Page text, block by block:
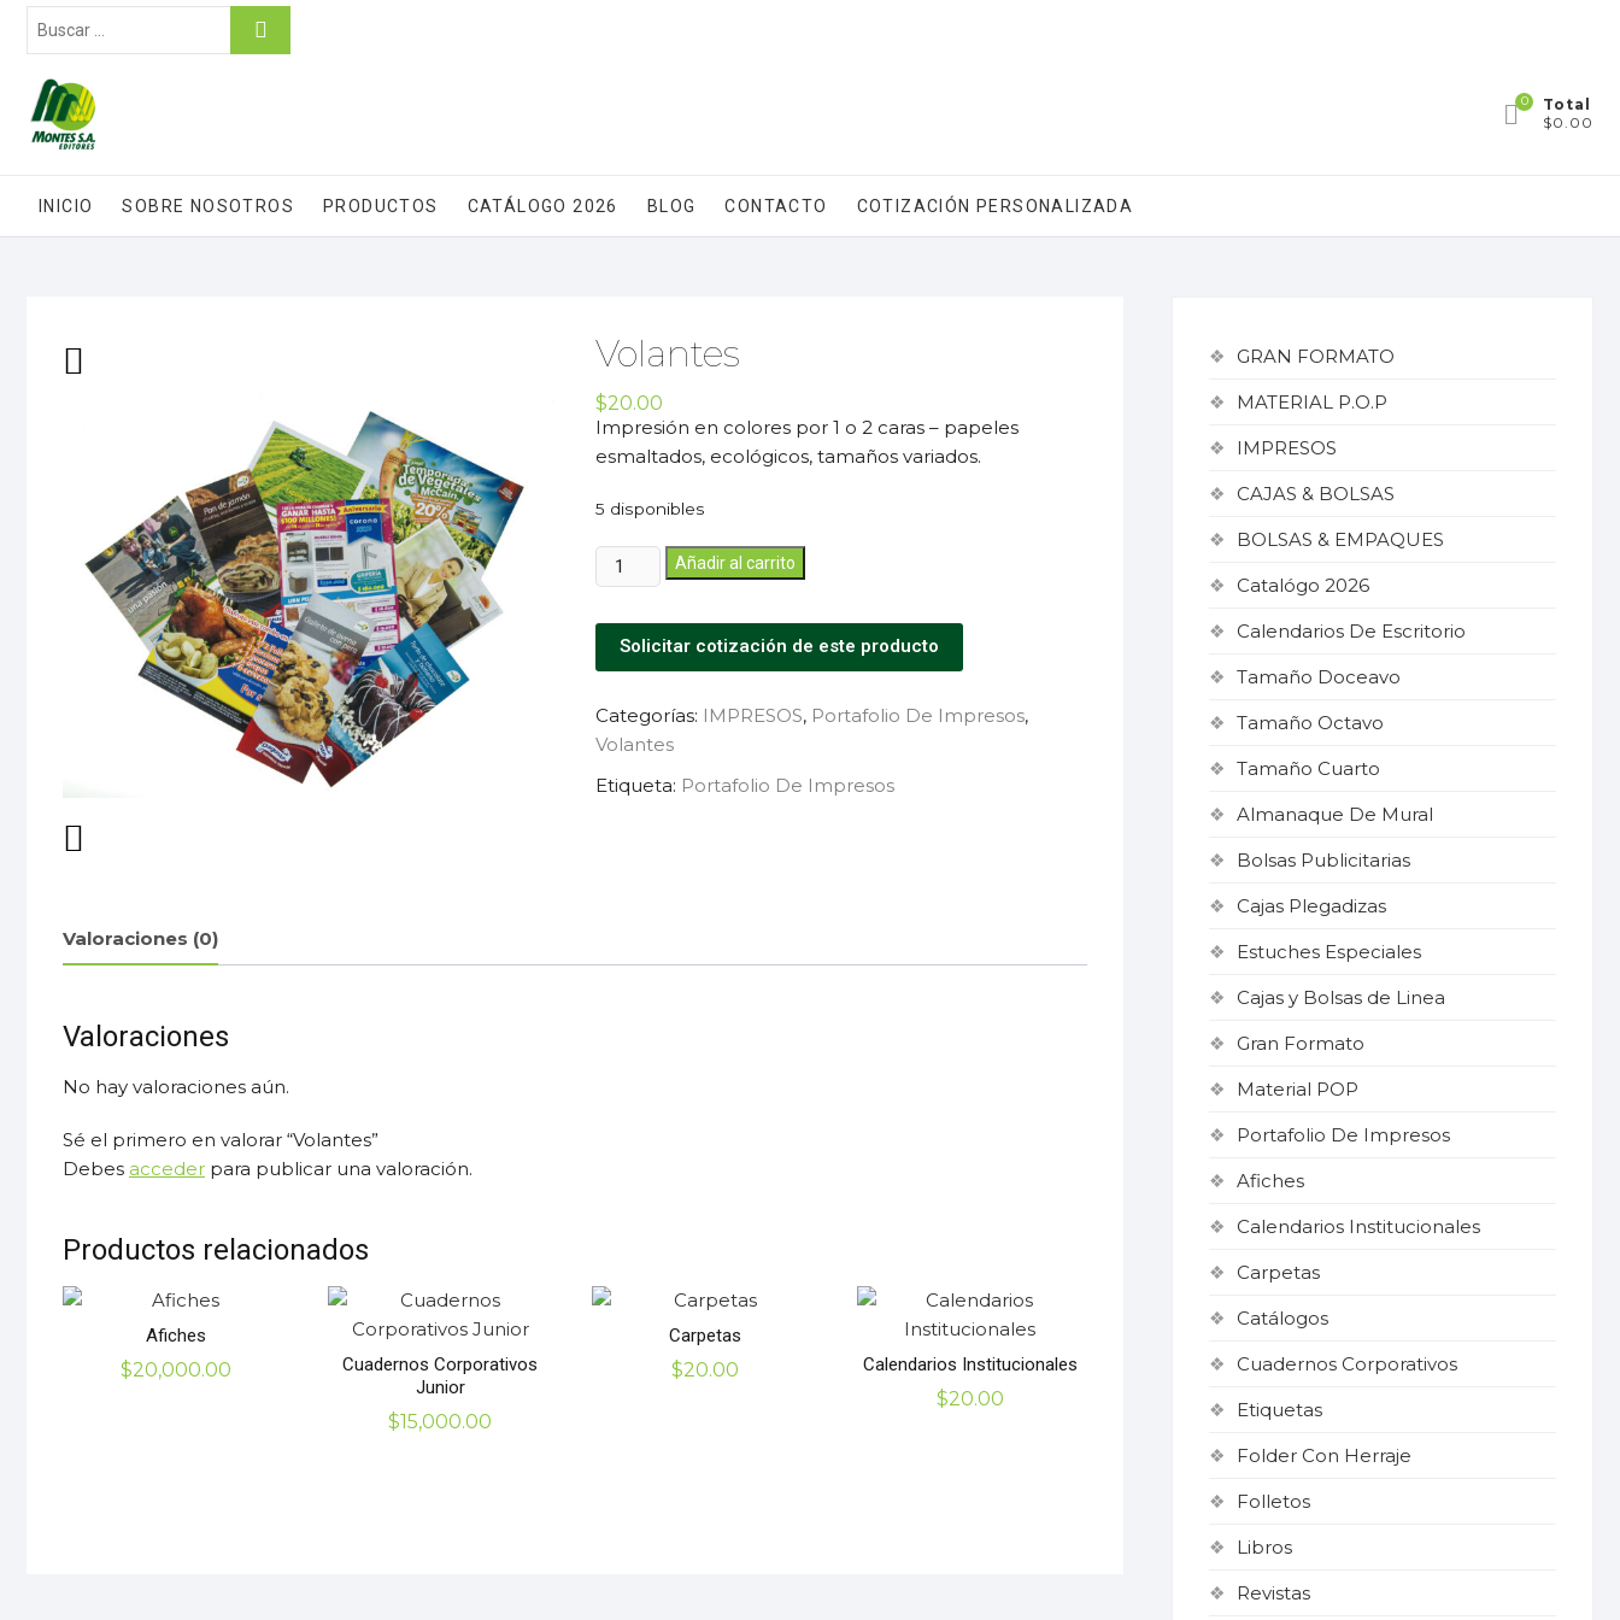
0
Total
$0.00
INICIO SOBRE NOSOTROS PRODUCTOS CATÁLOGO 2026 BLOG CONTACTO COTIZACIÓN PERSONALIZADA
Volantes
$20.00
Impresión en colores por 1 o 2 caras – papeles
esmaltados, ecológicos, tamaños variados.
5 disponibles
Añadir al carrito
Solicitar cotización de este producto
Categorías: IMPRESOS, Portafolio De Impresos,
Volantes
Etiqueta: Portafolio De Impresos
Valoraciones (0)
Valoraciones
No hay valoraciones aún.
Sé el primero en valorar “Volantes”
Debes acceder para publicar una valoración.
Productos relacionados
Afiches
$20,000.00
Cuadernos Corporativos
Junior
$15,000.00
Carpetas
$20.00 Calendarios Institucionales
$20.00
GRAN FORMATO
MATERIAL P.O.P
IMPRESOS
CAJAS & BOLSAS
BOLSAS & EMPAQUES
Catalógo 2026
Calendarios De Escritorio
Tamaño Doceavo
Tamaño Octavo
Tamaño Cuarto
Almanaque De Mural
Bolsas Publicitarias
Cajas Plegadizas
Estuches Especiales
Cajas y Bolsas de Linea
Gran Formato
Material POP
Portafolio De Impresos
Afiches
Calendarios Institucionales
Carpetas
Catálogos
Cuadernos Corporativos
Etiquetas
Folder Con Herraje
Folletos
Libros
Revistas